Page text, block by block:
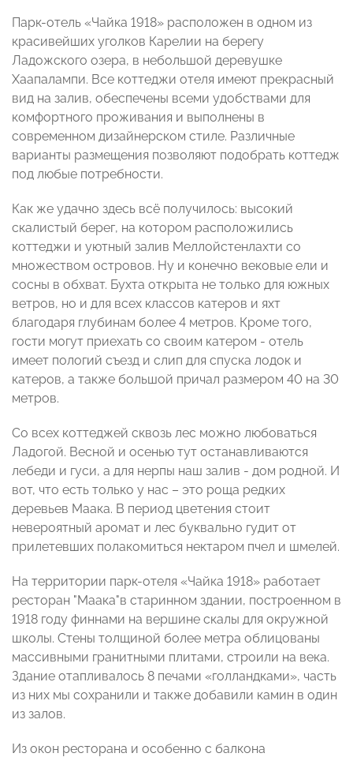
Парк-отель «Чайка 1918» расположен в одном из
красивейших уголков Карелии на берегу
Ладожского озера, в небольшой деревушке
Хаапалампи. Все коттеджи отеля имеют прекрасный
вид на залив, обеспечены всеми удобствами для
комфортного проживания и выполнены в
современном дизайнерском стиле. Различные
варианты размещения позволяют подобрать коттедж
под любые потребности.
Как же удачно здесь всё получилось: высокий
скалистый берег, на котором расположились
коттеджи и уютный залив Меллойстенлахти со
множеством островов. Ну и конечно вековые ели и
сосны в обхват. Бухта открыта не только для южных
ветров, но и для всех классов катеров и яхт
благодаря глубинам более 4 метров. Кроме того,
гости могут приехать со своим катером - отель
имеет пологий съезд и слип для спуска лодок и
катеров, а также большой причал размером 40 на 30
метров.
Со всех коттеджей сквозь лес можно любоваться
Ладогой. Весной и осенью тут останавливаются
лебеди и гуси, а для нерпы наш залив - дом родной. И
вот, что есть только у нас – это роща редких
деревьев Маака. В период цветения стоит
невероятный аромат и лес буквально гудит от
прилетевших полакомиться нектаром пчел и шмелей.
На территории парк-отеля «Чайка 1918» работает
ресторан "Маака"в старинном здании, построенном в
1918 году финнами на вершине скалы для окружной
школы. Стены толщиной более метра облицованы
массивными гранитными плитами, строили на века.
Здание отапливалось 8 печами «голландками», часть
из них мы сохранили и также добавили камин в один
из залов.
Из окон ресторана и особенно с балкона